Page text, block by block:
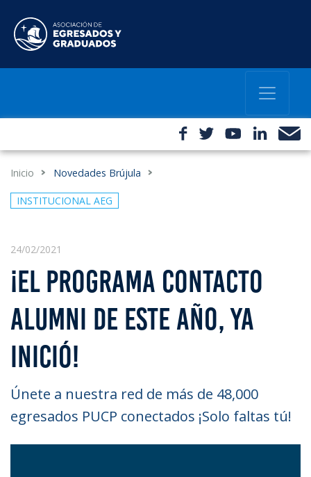
Inicio Novedades Brújula
INSTITUCIONAL AEG
24/02/2021
¡EL PROGRAMA CONTACTO
ALUMNI DE ESTE AÑO, YA
INICIÓ!
Únete a nuestra red de más de 48,000
egresados PUCP conectados ¡Solo faltas tú!